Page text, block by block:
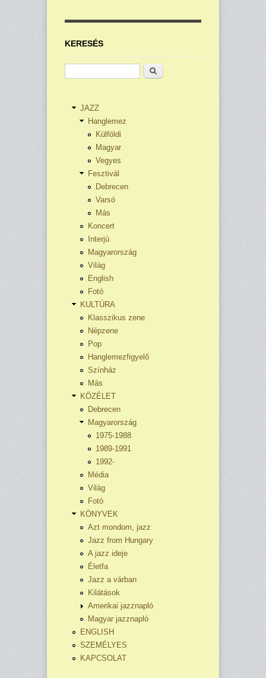
KERESÉS
Keresés
JAZZ
Hanglemez
Külföldi
Magyar
Vegyes
Fesztivál
Debrecen
Varsó
Más
Koncert
Interjú
Magyarország
Világ
English
Fotó
KULTÚRA
Klasszikus zene
Népzene
Pop
Hanglemezfigyelő
Színház
Más
KÖZÉLET
Debrecen
Magyarország
1975-1988
1989-1991
1992-
Média
Világ
Fotó
KÖNYVEK
Azt mondom, jazz
Jazz from Hungary
A jazz ideje
Életfa
Jazz a várban
Kilátások
Amerikai jazznapló
Magyar jazznapló
ENGLISH
SZEMÉLYES
KAPCSOLAT